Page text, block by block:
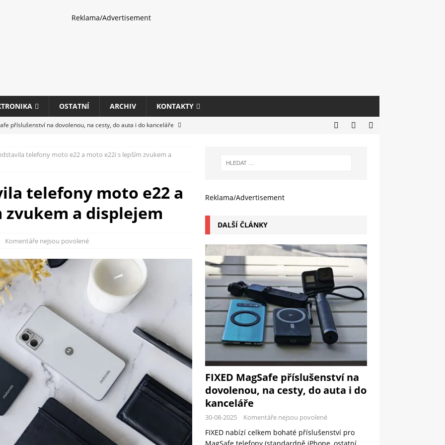
Reklama/Advertisement
OSTATNÍ ARCHIV KONTAKTY
příslušenství na dovolenou, na cesty, do auta i do kanceláře
COMPUTEX 2025 představí nové příslušenství pro hráče,
kancelářských tiskáren Canon imageFORCE s modely
růst krypto kasin: Co by měli vědět milovníci technologií
telefony moto e22 a moto e22i s lepším zvukem a
telefony moto e22 a
zvukem a displejem
Komentáře nejsou povolené
Reklama/Advertisement
DALŠÍ ČLÁNKY
FIXED MagSafe příslušenství na
dovolenou, na cesty, do auta i do
kanceláře
30-08-2025 Komentáře nejsou povolené
FIXED nabízí celkem bohaté příslušenství pro
MagSafe telefony (standardně iPhone, ostatní